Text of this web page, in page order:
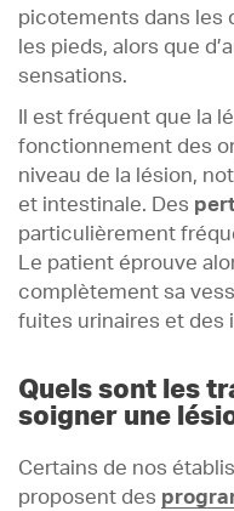
picotements dans les
les pieds, alors que
sensations.
Il est fréquent que la
fonctionnement des
niveau de la lésion,
et intestinale. Des
particulièrement
Le patient éprouve
complètement sa
fuites urinaires et des
Quels sont les
soigner une
Certains de nos
proposent des